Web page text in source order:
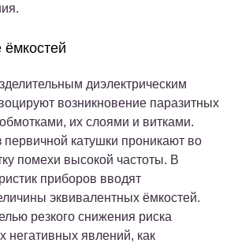
ёмкостей
диэлектрическим
возникновение паразитных
их слоями и витками.
первичной катушки проникают во
помехи высокой частоты. В
приборов вводят
эквивалентных ёмкостей.
резкого снижения риска
негативных явлений, как